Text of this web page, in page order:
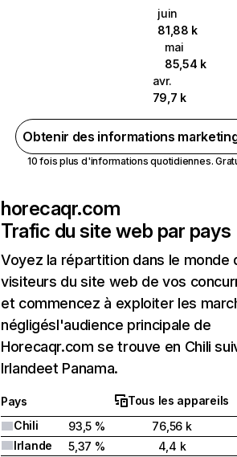
juin
81,88 k
mai
85,54 k
avr.
79,7 k
Obtenir des informations
10 fois plus d'informations quotidiennes.
horecaqr.com
Trafic du site web par pays
Voyez la répartition dans le monde
visiteurs du site web de vos
et commencez à exploiter les
négligésl'audience principale de
Horecaqr.com se trouve en Chili
Irlandeet Panama.
Pays
Tous les appareils
Chili
93,5 %
76,56 k
Irlande
5,37 %
4,4 k